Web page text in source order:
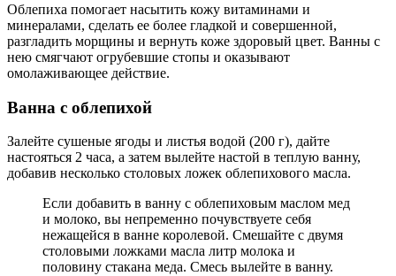
Облепиха помогает насытить кожу витаминами и
минералами, сделать ее более гладкой и совершенной,
разгладить морщины и вернуть коже здоровый цвет. Ванны с
нею смягчают огрубевшие стопы и оказывают
омолаживающее действие.
Ванна с облепихой
Залейте сушеные ягоды и листья водой (200 г), дайте
настояться 2 часа, а затем вылейте настой в теплую ванну,
добавив несколько столовых ложек облепихового масла.
Если добавить в ванну с облепиховым маслом мед
и молоко, вы непременно почувствуете себя
нежащейся в ванне королевой. Смешайте с двумя
столовыми ложками масла литр молока и
половину стакана меда. Смесь вылейте в ванну.